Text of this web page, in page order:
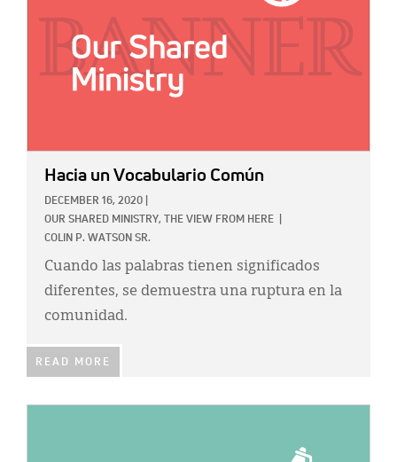
Hacia un Vocabulario Común
DECEMBER 16, 2020
OUR SHARED MINISTRY,
THE VIEW FROM HERE
COLIN P. WATSON SR.
Cuando las palabras tienen significados
diferentes, se demuestra una ruptura en la
comunidad.
READ MORE